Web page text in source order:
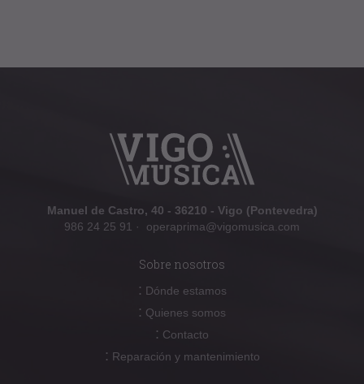
Manuel de Castro, 40 - 36210 - Vigo (Pontevedra)
986 24 25 91 · operaprima@vigomusica.com
Sobre nosotros
: Dónde estamos
: Quienes somos
: Contacto
: Reparación y mantenimiento